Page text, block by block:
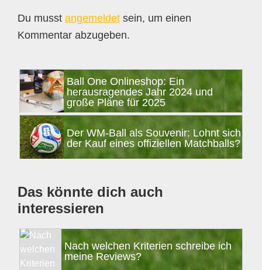
Interaktionen
Du musst angemeldet sein, um einen
Kommentar abzugeben.
SeitenspalteBall One Onlineshop: Ein
herausragendes Jahr 2024 und
große Pläne für 2025
Der WM-Ball als Souvenir: Lohnt sich
der Kauf eines offiziellen Matchballs?
Das könnte dich auch
interessieren
Nach welchen Kriterien schreibe ich
meine Reviews?